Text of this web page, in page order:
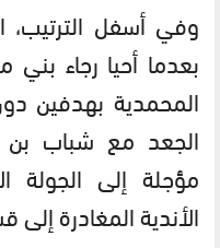
وفي أسفل الترتيب،
بعدما أحيا رجاء
المحمدية بهدفين
الجعد مع شباب بن
مؤجلة إلى الجولة
الأندية المغادرة